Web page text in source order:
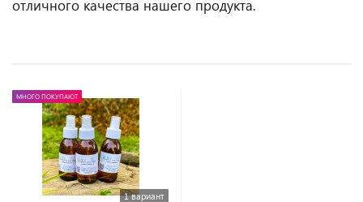
отличного качества нашего продукта.
МНОГО ПОКУПАЮТ
1 вариант